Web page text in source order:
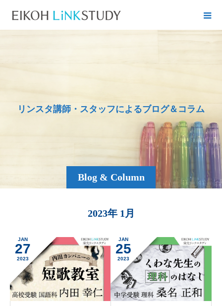
Blog & Column
リ ンスタ講師 ・ スタ ッ フによ るブログ＆ コ ラム
2023年 1月
JAN
27
2023
JAN
25
2023